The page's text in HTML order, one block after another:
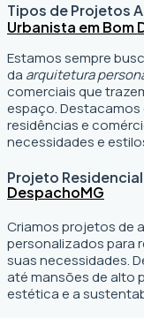
Tipos de Projetos
Urbanista em Bom
Estamos sempre
da arquitetura
comerciais que
espaço.
residências e
necessidades e
Projeto Residencial
DespachoMG
Criamos projetos de
personalizados para
suas necessidades.
até mansões de alto
estética e a